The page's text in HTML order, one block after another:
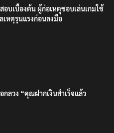
อบเบื้องต้น ผู้ก่อเหตุชอบเล่นเกมใช้
หตุรุนแรงก่อนลงมือ
กลวง “คุณฝากเงินสำเร็จแล้ว